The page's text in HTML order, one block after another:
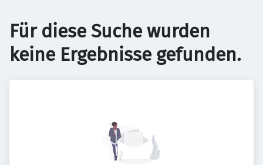
Für diese Suche wurden
keine Ergebnisse gefunden.